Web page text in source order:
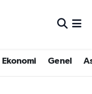
Ekonomi Genel